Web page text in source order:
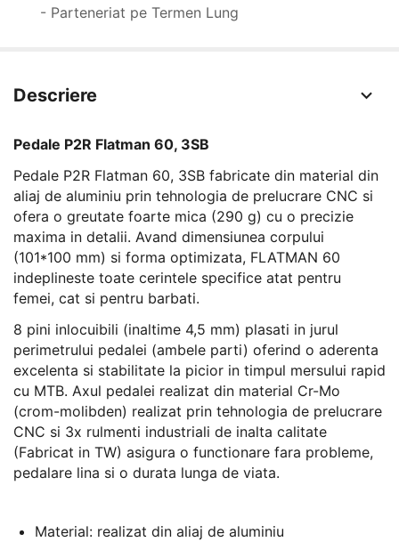
- Parteneriat pe Termen Lung
Descriere
Pedale P2R Flatman 60, 3SB
Pedale P2R Flatman 60, 3SB fabricate din material din
aliaj de aluminiu prin tehnologia de prelucrare CNC si
ofera o greutate foarte mica (290 g) cu o precizie
maxima in detalii. Avand dimensiunea corpului
(101*100 mm) si forma optimizata, FLATMAN 60
indeplineste toate cerintele specifice atat pentru
femei, cat si pentru barbati.
8 pini inlocuibili (inaltime 4,5 mm) plasati in jurul
perimetrului pedalei (ambele parti) oferind o aderenta
excelenta si stabilitate la picior in timpul mersului rapid
cu MTB. Axul pedalei realizat din material Cr-Mo
(crom-molibden) realizat prin tehnologia de prelucrare
CNC si 3x rulmenti industriali de inalta calitate
(Fabricat in TW) asigura o functionare fara probleme,
pedalare lina si o durata lunga de viata.
Material: realizat din aliaj de aluminiu